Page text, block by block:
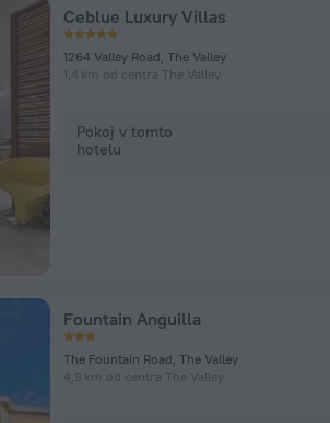
Ceblue Luxury Villas
1264 Valley Road, The Valley
1,4 km od centra The Valley
Pokoj v tomto
hotelu
Fountain Anguilla
The Fountain Road, The Valley
4,9 km od centra The Valley